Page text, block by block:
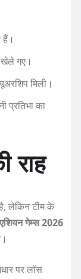
हैं।
खेले गए।
मिली।
प्रतिभा का
राह
लेकिन टीम के
एशियन गेम्स 2026
पर लॉस